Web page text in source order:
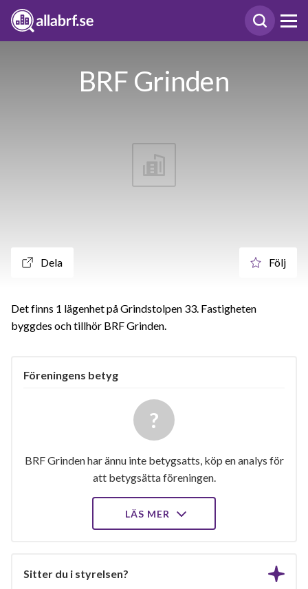
BRF Grinden
Dela Följ
Det finns 1 lägenhet på Grindstolpen 33. Fastigheten
byggdes och tillhör BRF Grinden.
Föreningens betyg
BRF Grinden har ännu inte betygsatts, köp en analys för
att betygsätta föreningen.
LÄS MER
Sitter du i styrelsen?